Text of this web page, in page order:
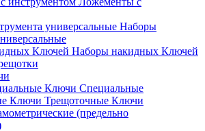
Наборы
Наборы накидных Ключей
Ключи Специальные
Трещоточные Ключи